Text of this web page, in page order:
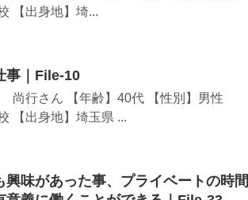
【出身地】埼...
事｜File-10
尚行さん 【年齢】40代 【性別】男性
【出身地】埼玉県 ...
味があった事、プライベートの時間